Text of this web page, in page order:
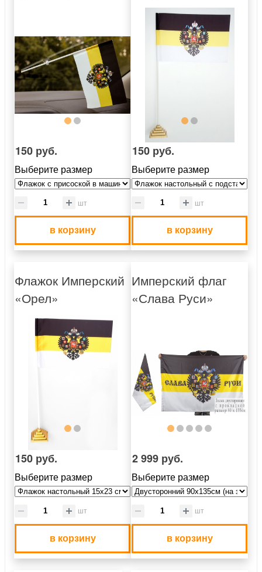
150 руб.
Выберите размер
шт
в корзину
150 руб.
Выберите размер
шт
в корзину
Флажок Имперский
«Орел»
150 руб.
Выберите размер
шт
в корзину
Имперский флаг
«Слава Руси»
2 999 руб.
Выберите размер
шт
в корзину